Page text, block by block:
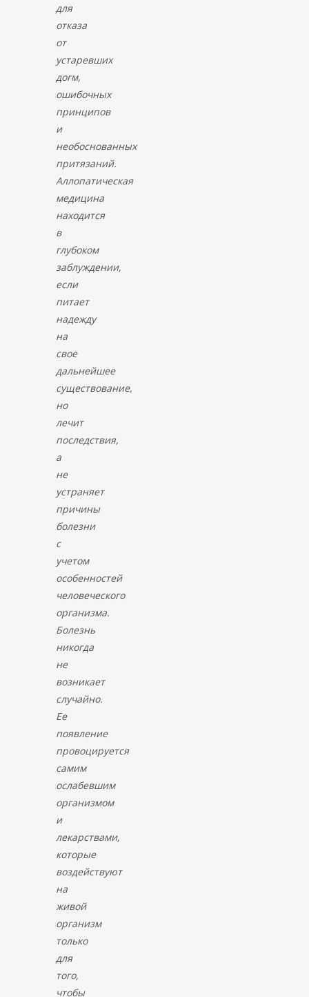
для
отказа
от
устаревших
догм,
ошибочных
принципов
и
необоснованных
притязаний.
Аллопатическая
медицина
находится
в
глубоком
заблуждении,
если
питает
надежду
на
свое
дальнейшее
существование,
но
лечит
последствия,
а
не
устраняет
причины
болезни
с
учетом
особенностей
человеческого
организма.
Болезнь
никогда
не
возникает
случайно.
Ее
появление
провоцируется
самим
ослабевшим
организмом
и
лекарствами,
которые
воздействуют
на
живой
организм
только
для
того,
чтобы